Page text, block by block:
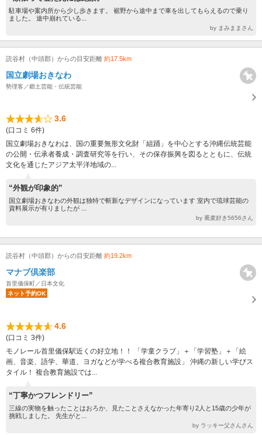
駐車場や案内所から少し歩きます。 裾野から途中まで車を出してもらえるので乗り
ました。 途中崩れている...
by まみままさん
読谷村（中頭郡）からの目安距離 約17.5km
国立劇場おきなわ
勢理客／郷土芸能・伝統芸能
3.6
(口コミ 6件)
国立劇場おきなわは、国の重要無形文化財「組踊」を中心とする沖縄伝統芸能
の公開・伝承者養成・調査研究等を行い、その保存振興を図るとともに、伝統
文化を通じたアジア太平洋地域の...
“外観が印象的”
国立劇場おきなわの外観は独特で斬新なデザインになっています 室内で琉球芸能の
資料展示が有りましたが ...
by 蕎麦好き5656さん
読谷村（中頭郡）からの目安距離 約19.2km
マナブ倶楽部
首里儀保町／日本文化
ネット予約OK
4.6
(口コミ 3件)
モノレール首里儀保駅近くの好立地！！ 「学童クラブ」＋「学習塾」＋「絵
画、音楽、語学、華道、ヨガなどが学べる複合教育施設」 沖縄の新しい学びス
タイル！ 複合教育施設では...
“丁寧かつフレンドリー”
三線の実物を触ったことはおろか、見たことさえなかった年寄り2人と15歳の少年が
挑戦しました。 先生がと...
by ラッキー父さんさん